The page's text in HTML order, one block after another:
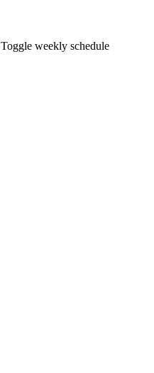
Toggle weekly schedule